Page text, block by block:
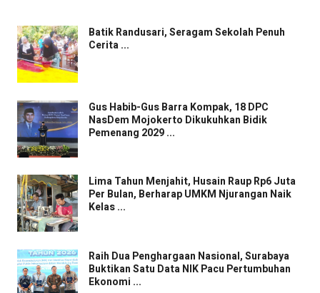
Batik Randusari, Seragam Sekolah Penuh
Cerita ...
Gus Habib-Gus Barra Kompak, 18 DPC
NasDem Mojokerto Dikukuhkan Bidik
Pemenang 2029 ...
Lima Tahun Menjahit, Husain Raup Rp6 Juta
Per Bulan, Berharap UMKM Njurangan Naik
Kelas ...
Raih Dua Penghargaan Nasional, Surabaya
Buktikan Satu Data NIK Pacu Pertumbuhan
Ekonomi ...